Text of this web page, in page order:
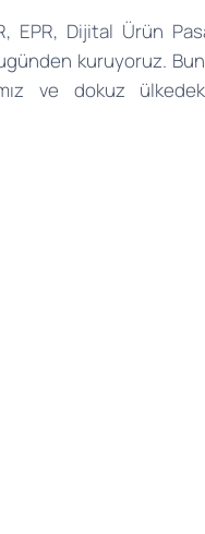
EPR, Dijital Ürün
kuruyoruz.
ve dokuz